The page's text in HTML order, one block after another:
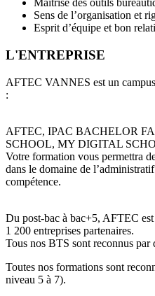
Maîtrise des outils
Sens de l’organisation et
Esprit d’équipe et bon
L'ENTREPRISE
AFTEC VANNES est un
:
AFTEC, IPAC BACHELOR
SCHOOL, MY DIGITAL
Votre formation vous permettra
dans le domaine de
compétence.
Du post-bac à bac+5, AFTEC
1 200 entreprises partenaires.
Tous nos BTS sont reconnus par
Toutes nos formations sont
niveau 5 à 7).